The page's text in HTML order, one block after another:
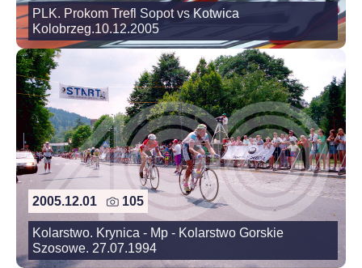
PLK. Prokom Trefl Sopot vs Kotwica
Kolobrzeg.10.12.2005
2005.12.01 105
Kolarstwo. Krynica - Mp - Kolarstwo Gorskie
Szosowe. 27.07.1994